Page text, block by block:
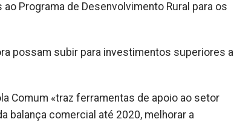
Programa de Desenvolvimento Rural para os
possam subir para investimentos superiores a
Comum «traz ferramentas de apoio ao setor
balança comercial até 2020, melhorar a